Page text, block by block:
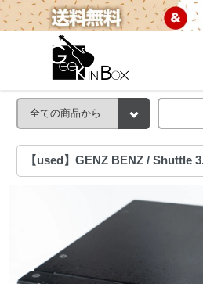
【used】GENZ BENZ / Shuttle